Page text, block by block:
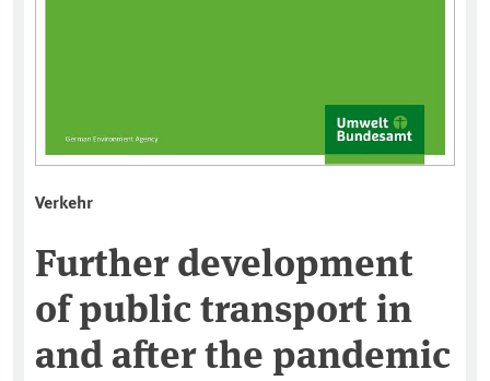
Verkehr
Further development
of public transport in
and after the pandemic